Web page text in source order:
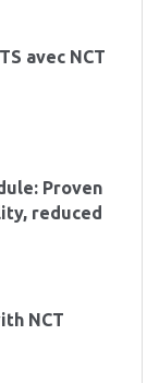
avec NCT
Proven
reduced
NCT